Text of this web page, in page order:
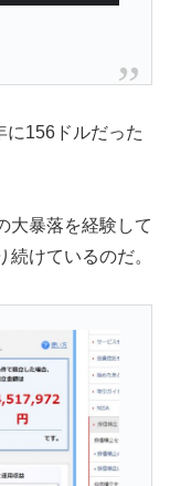
に156ドルだった
大暴落を経験して
けているのだ。